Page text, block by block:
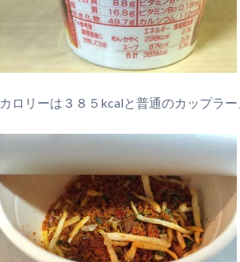
カロリーは３８５kcalと普通のカップラー